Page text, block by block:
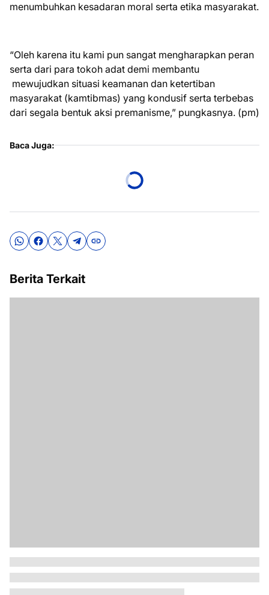
menumbuhkan kesadaran moral serta etika masyarakat.
“Oleh karena itu kami pun sangat mengharapkan peran
serta dari para tokoh adat demi membantu
mewujudkan situasi keamanan dan ketertiban
masyarakat (kamtibmas) yang kondusif serta terbebas
dari segala bentuk aksi premanisme,” pungkasnya. (pm)
Baca Juga:
Berita Terkait